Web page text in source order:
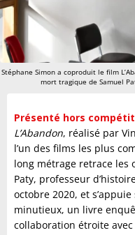
Stéphane Simon a coproduit le film
mort tragique de Samuel
Présenté hors
L’Abandon, réalisé par
l’un des films les plus
long métrage retrace les
Paty, professeur
octobre 2020, et
minutieux, un livre
collaboration étroite